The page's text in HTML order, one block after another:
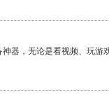
器，无论是看视频、玩游